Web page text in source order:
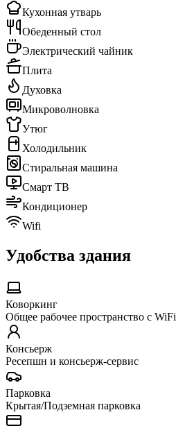
Кухонная утварь
Обеденный стол
Электрический чайник
Плита
Духовка
Микроволновка
Утюг
Холодильник
Стиральная машина
Смарт ТВ
Кондиционер
Wifi
Удобства здания
Коворкинг
Общее рабочее пространство с WiFi
Консьерж
Ресепшн и консьерж-сервис
Парковка
Крытая/Подземная парковка